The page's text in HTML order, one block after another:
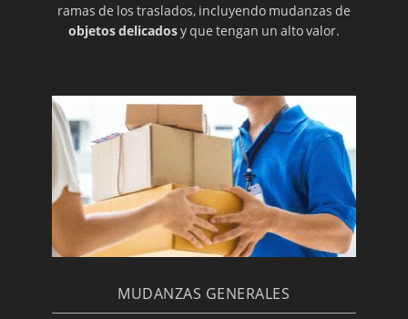
ramas de los traslados, incluyendo mudanzas de
objetos delicadosy que tengan un alto valor.
MUDANZAS GENERALES